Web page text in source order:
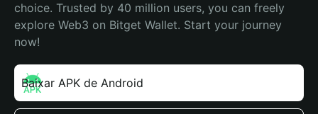
choice. Trusted by 40 million users, you can freely
explore Web3 on Bitget Wallet. Start your journey
now!
Baixar APK de Android